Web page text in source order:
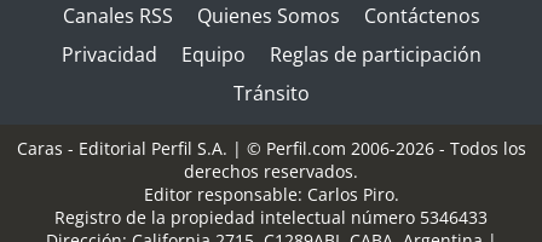
Canales RSS Quienes Somos
Contáctenos
Privacidad
Equipo
Reglas de participación
Tránsito
Caras - Editorial Perfil S.A. | © Perfil.com 2006-2026 - Todos los
derechos reservados.
Editor responsable: Carlos Piro.
Registro de la propiedad intelectual número 5346433